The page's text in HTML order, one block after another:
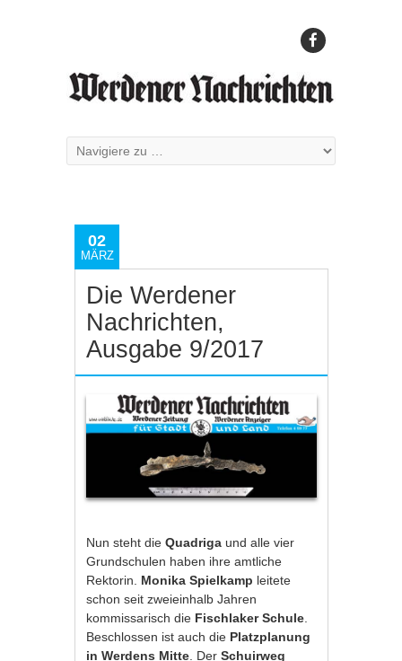
02
MÄRZ
Die Werdener
Nachrichten,
Ausgabe 9/2017
Nun steht dieQuadriga und alle vier
Grundschulen haben ihre amtliche
Rektorin. Monika Spielkamp leitete
schon seit zweieinhalb Jahren
kommissarisch die Fischlaker Schule
Beschlossen ist auch die Platzplanung
in Werdens Mitte . DerSchuirweg